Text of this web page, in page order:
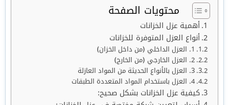
محتويات الصفحة
أهمية عزل الخزانات
أنواع العزل المتوفرة للخزانات
1. العزل الداخلي (من داخل الخزان)
2. العزل الخارجي (من الخارج)
3. العزل بالأنواع الحديثة من المواد العازلة
4. العزل باستخدام المواد المتعددة الطبقات
كيفية عزل الخزانات بشكل صحيح: